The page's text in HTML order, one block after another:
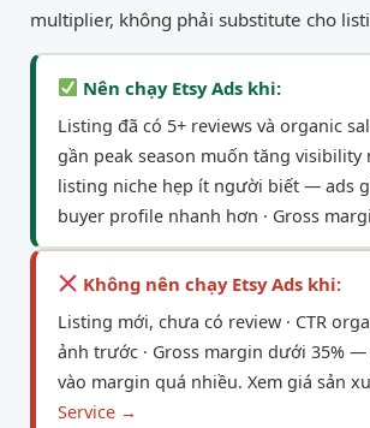
multiplier, không phải substitute cho
Nên chạy Etsy Ads khi:
Listing đã có 5+ reviews và organic
gần peak season muốn tăng visibility
listing niche hẹp ít người biết — ads
buyer profile nhanh hơn · Gross
Không nên chạy Etsy Ads khi:
Listing mới, chưa có review · CTR
ảnh trước · Gross margin dưới 35% —
vào margin quá nhiều. Xem giá sản
Service →